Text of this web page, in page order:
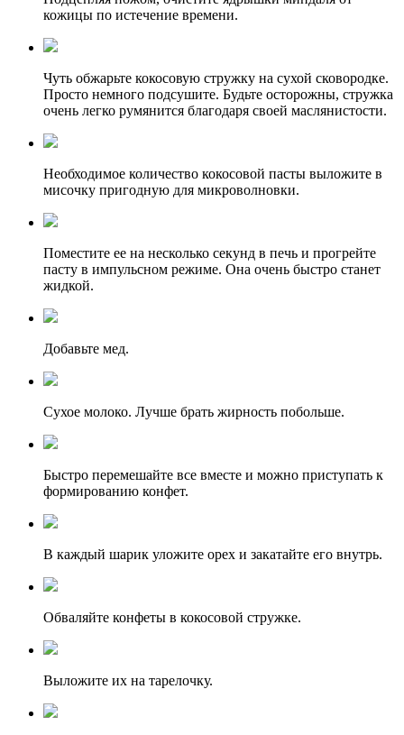
кожицы по истечение времени.
Чуть обжарьте кокосовую стружку на сухой сковородке.
Просто немного подсушите. Будьте осторожны, стружка
очень легко румянится благодаря своей маслянистости.
Необходимое количество кокосовой пасты выложите в
мисочку пригодную для микроволновки.
Поместите ее на несколько секунд в печь и прогрейте
пасту в импульсном режиме. Она очень быстро станет
жидкой.
Добавьте мед.
Сухое молоко. Лучше брать жирность побольше.
Быстро перемешайте все вместе и можно приступать к
формированию конфет.
В каждый шарик уложите орех и закатайте его внутрь.
Обваляйте конфеты в кокосовой стружке.
Выложите их на тарелочку.